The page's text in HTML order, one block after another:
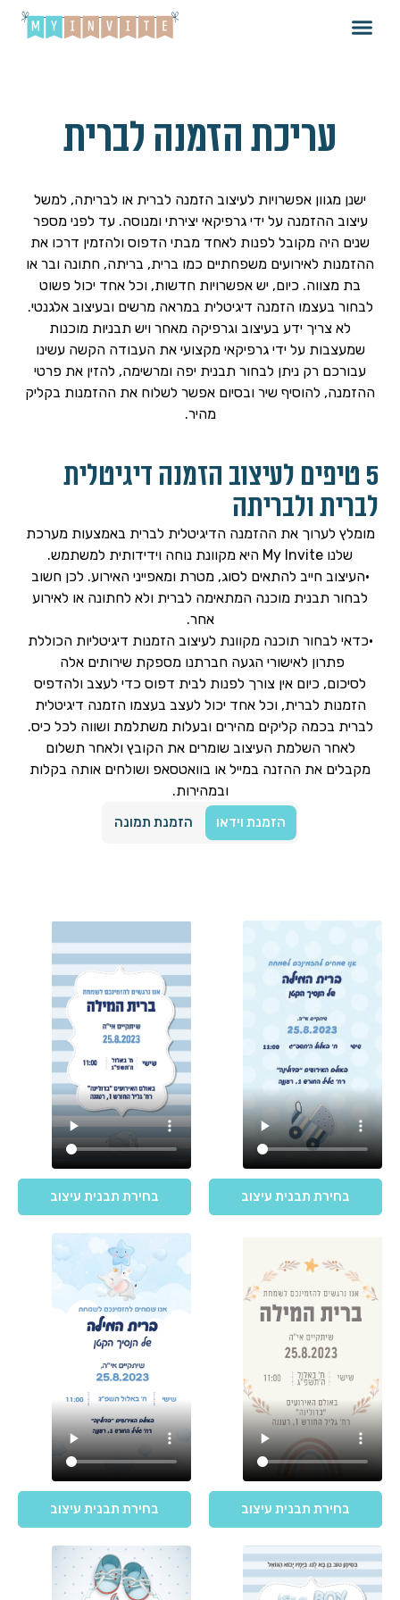
עריכת הזמנה לברית
ישנן מגוון אפשרויות לעיצוב הזמנה לברית או לבריתה, למשל
עיצוב ההזמנה על ידי גרפיקאי יצירתי ומנוסה. עד לפני מספר
שנים היה מקובל לפנות לאחד מבתי הדפוס ולהזמין דרכו את
ההזמנות לאירועים משפחתיים כמו ברית, בריתה, חתונה ובר או
בת מצווה. כיום, יש אפשרויות חדשות, וכל אחד יכול פשוט
לבחור בעצמו הזמנה דיגיטלית במראה מרשים ובעיצוב אלגנטי.
לא צריך ידע בעיצוב וגרפיקה מאחר ויש תבניות מוכנות
שמעצבות על ידי גרפיקאי מקצועי את העבודה הקשה עשינו
עבורכם רק ניתן לבחור תבנית יפה ומרשימה, להזין את פרטי
ההזמנה, להוסיף שיר ובסיום אפשר לשלוח את ההזמנות בקליק
מהיר.
5 טיפים לעיצוב הזמנה דיגיטלית
לברית ולבריתה
מומלץ לערוך את ההזמנה הדיגיטלית לברית באמצעות מערכת
שלנו My Invite היא מקוונת נוחה וידידותית למשתמש.
•העיצוב חייב להתאים לסוג, מטרת ומאפייני האירוע. לכן חשוב
לבחור תבנית מוכנה המתאימה לברית ולא לחתונה או לאירוע
אחר.
•כדאי לבחור תוכנה מקוונת לעיצוב הזמנות דיגיטליות הכוללת
פתרון לאישורי הגעה חברתנו מספקת שירותים אלה
לסיכום, כיום אין צורך לפנות לבית דפוס כדי לעצב ולהדפיס
הזמנות לברית, וכל אחד יכול לעצב בעצמו הזמנה דיגיטלית
לברית בכמה קליקים מהירים ובעלות משתלמת ושווה לכל כיס.
לאחר השלמת העיצוב שומרים את הקובץ ולאחר תשלום
מקבלים את ההזנה במייל או בוואטסאפ ושולחים אותה בקלות
ובמהירות.
הזמנת וידאו הזמנת תמונה
בחירת תבנית עיצוב בחירת תבנית עיצוב
בחירת תבנית עיצוב בחירת תבנית עיצוב